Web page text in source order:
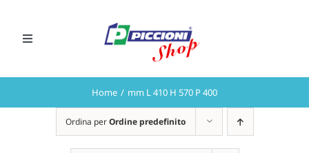
Toggle
CHIAMA ORA
Preventivi
Home mm L 410 H 570 P 400
Ordina perOrdine predefinito